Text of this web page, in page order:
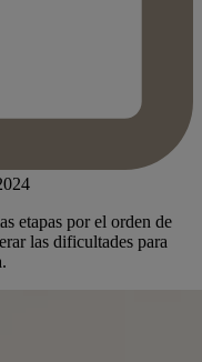
etapas por el orden de
las dificultades para